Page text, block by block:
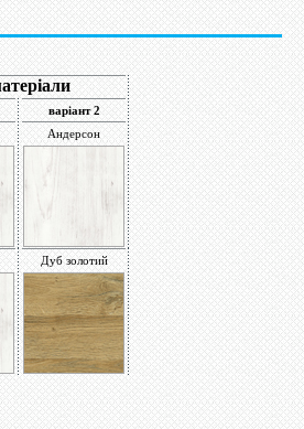
варіант 2
Андерсон
Дуб золотий